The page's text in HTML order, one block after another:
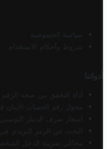
سياسة الخصوصية
شروط وأحكام الاستخدام
أدواتنا
أداة التحقق من صحة الرقم
محول رقم الحساب الآيبان
أسعار صرف الدينار التونسي
البحث عن الرمز البريدي
محاكي ضريبة الدخل